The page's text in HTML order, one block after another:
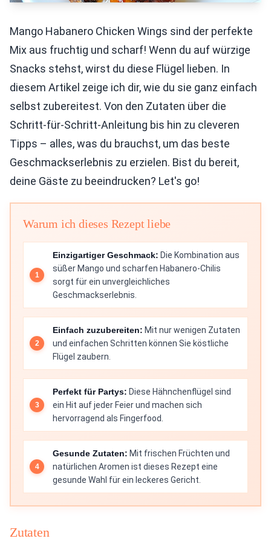
Mango Habanero Chicken Wings sind der perfekte
Mix aus fruchtig und scharf! Wenn du auf würzige
Snacks stehst, wirst du diese Flügel lieben. In
diesem Artikel zeige ich dir, wie du sie ganz einfach
selbst zubereitest. Von den Zutaten über die
Schritt-für-Schritt-Anleitung bis hin zu cleveren
Tipps – alles, was du brauchst, um das beste
Geschmackserlebnis zu erzielen. Bist du bereit,
deine Gäste zu beeindrucken? Let's go!
Warum ich dieses Rezept liebe
Einzigartiger Geschmack: Die Kombination aus
süßer Mango und scharfen Habanero-Chilis
sorgt für ein unvergleichliches
Geschmackserlebnis.
Einfach zuzubereiten: Mit nur wenigen Zutaten
und einfachen Schritten können Sie köstliche
Flügel zaubern.
Perfekt für Partys: Diese Hähnchenflügel sind
ein Hit auf jeder Feier und machen sich
hervorragend als Fingerfood.
Gesunde Zutaten: Mit frischen Früchten und
natürlichen Aromen ist dieses Rezept eine
gesunde Wahl für ein leckeres Gericht.
Zutaten